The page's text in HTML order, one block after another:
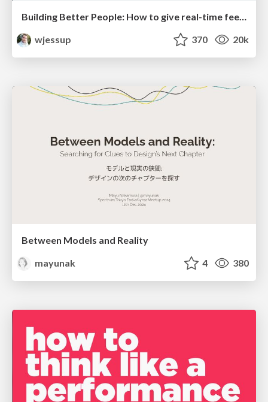
Building Better People: How to give real-time feedback that sticks.
wjessup
370 20k
Between Models and Reality
mayunak
4 380